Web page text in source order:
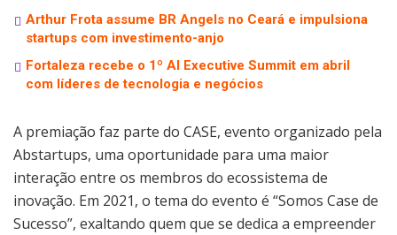
Arthur Frota assume BR Angels no Ceará e impulsiona
startups com investimento-anjo
Fortaleza recebe o 1º AI Executive Summit em abril
com líderes de tecnologia e negócios
A premiação faz parte do CASE, evento organizado pela
Abstartups, uma oportunidade para uma maior
interação entre os membros do ecossistema de
inovação. Em 2021, o tema do evento é “Somos Case de
Sucesso”, exaltando quem que se dedica a empreender